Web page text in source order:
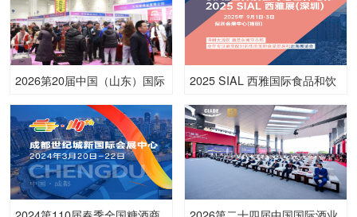
2026第20届中国（山东）国际
2025 SIAL 西雅国际食品和饮